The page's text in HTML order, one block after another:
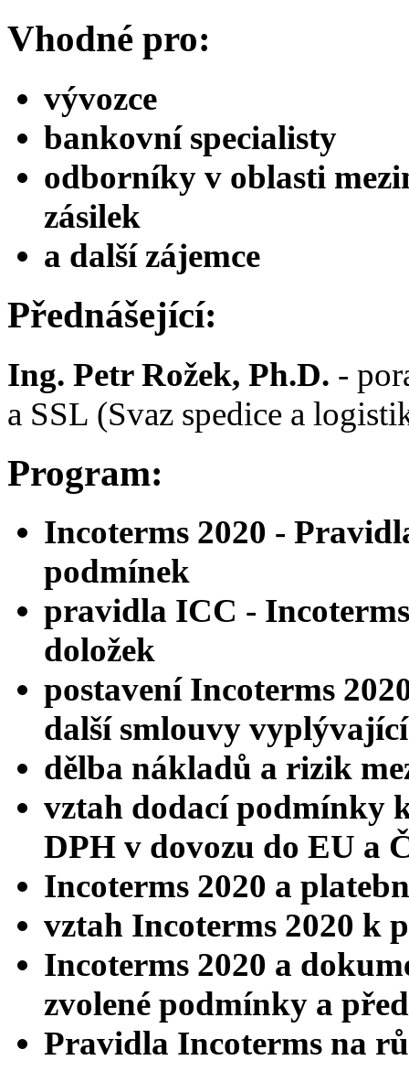
Vhodné pro:
vývozce
bankovní specialisty
odborníky v oblasti
zásilek
a další zájemce
Přednášející:
Ing. Petr Rožek, Ph.D. -
a SSL (Svaz spedice a
Program:
Incoterms 2020 -
podmínek
pravidla ICC -
doložek
postavení Incoterms
další smlouvy
dělba nákladů a rizik
vztah dodací podmínky
DPH v dovozu do EU a
Incoterms 2020 a
vztah Incoterms 2020 k
Incoterms 2020 a
zvolené podmínky a
Pravidla Incoterms na